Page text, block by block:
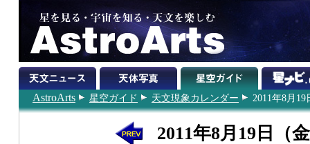
AstroArts 星空ガイド 天文現象カレンダー 2011年8月19
2011年8月19日（